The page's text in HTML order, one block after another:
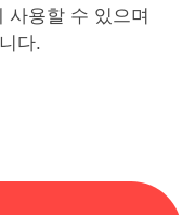
사용할 수 있으며
다.